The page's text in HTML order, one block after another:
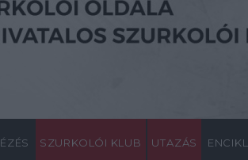
SZURKOLÓI KLUB UTAZÁS